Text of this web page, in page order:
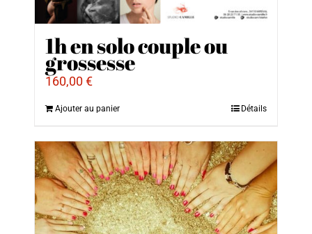
1h en solo couple ou
grossesse
160,00€
Ajouter au panier Détails